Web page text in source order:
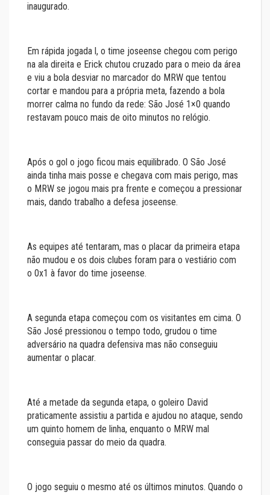
inaugurado.
Em rápida jogada l, o time joseense chegou com perigo
na ala direita e Erick chutou cruzado para o meio da área
e viu a bola desviar no marcador do MRW que tentou
cortar e mandou para a própria meta, fazendo a bola
morrer calma no fundo da rede: São José 1×0 quando
restavam pouco mais de oito minutos no relógio.
Após o gol o jogo ficou mais equilibrado. O São José
ainda tinha mais posse e chegava com mais perigo, mas
o MRW se jogou mais pra frente e começou a pressionar
mais, dando trabalho a defesa joseense.
As equipes até tentaram, mas o placar da primeira etapa
não mudou e os dois clubes foram para o vestiário com
o 0x1 à favor do time joseense.
A segunda etapa começou com os visitantes em cima. O
São José pressionou o tempo todo, grudou o time
adversário na quadra defensiva mas não conseguiu
aumentar o placar.
Até a metade da segunda etapa, o goleiro David
praticamente assistiu a partida e ajudou no ataque, sendo
um quinto homem de linha, enquanto o MRW mal
conseguia passar do meio da quadra.
O jogo seguiu o mesmo até os últimos minutos. Quando o